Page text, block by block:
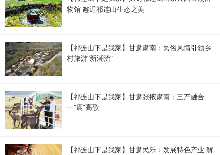
物馆 邂逅祁连山生态之美
【祁连山下是我家】甘肃肃南：民俗风情引领乡
村旅游“新潮流”
【祁连山下是我家】甘肃张掖肃南：三产融合
一“鹿”高歌
【祁连山下是我家】甘肃民乐：发展特色产业 解